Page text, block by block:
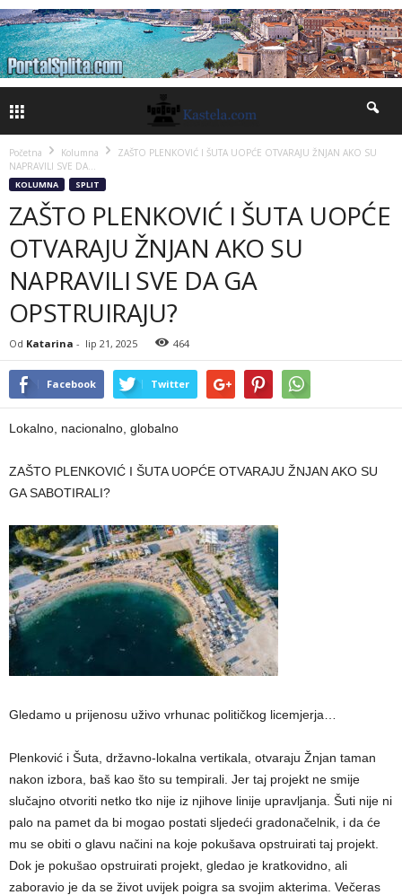
Početna Kolumna
ZAŠTO PLENKOVIĆ I ŠUTA UOPĆE OTVARAJU ŽNJAN AKO SU
NAPRAVILI SVE DA...
KOLUMNA SPLIT
ZAŠTO PLENKOVIĆ I ŠUTA UOPĆE
OTVARAJU ŽNJAN AKO SU
NAPRAVILI SVE DA GA
OPSTRUIRAJU?
Od Katarina - lip 21, 2025 464
Facebook Twitter
Lokalno, nacionalno, globalno
ZAŠTO PLENKOVIĆ I ŠUTA UOPĆE OTVARAJU ŽNJAN AKO SU
GA SABOTIRALI?
Gledamo u prijenosu uživo vrhunac političkog licemjerja…
Plenković i Šuta, državno-lokalna vertikala, otvaraju Žnjan taman
nakon izbora, baš kao što su tempirali. Jer taj projekt ne smije
slučajno otvoriti netko tko nije iz njihove linije upravljanja. Šuti nije ni
palo na pamet da bi mogao postati sljedeći gradonačelnik, i da će
mu se obiti o glavu načini na koje pokušava opstruirati taj projekt.
Dok je pokušao opstruirati projekt, gledao je kratkovidno, ali
zaboravio je da se život uvijek poigra sa svojim akterima. Večeras